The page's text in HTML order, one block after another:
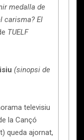
medalla de
carisma? El
TUELF
(sinopsi de
televisiu
la Cançó
queda ajornat,